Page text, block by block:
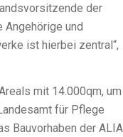
der
Angehörige und
ist hierbei zentral“,
mit 14.000qm, um
für Pflege
Bauvorhaben der ALIA